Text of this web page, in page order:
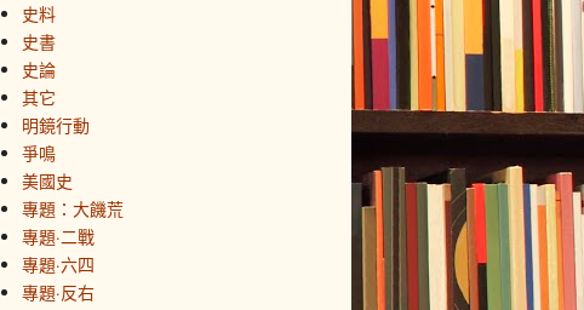
史料
史書
史論
其它
明鏡行動
爭鳴
美國史
專題：大饑荒
專題·二戰
專題·六四
專題·反右